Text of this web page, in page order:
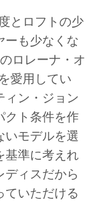
とロフトの少
ーも少なくな
ロレーナ・オ
愛用してい
ィン・ジョン
クト条件を作
いモデルを選
基準に考えれ
ディスだから
ていただける